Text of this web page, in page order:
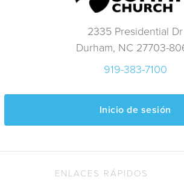
2335 Presidential Dr
Durham, NC 27703-
919-383-7100
Inicio de sesión
ENLACES RÁPIDOS